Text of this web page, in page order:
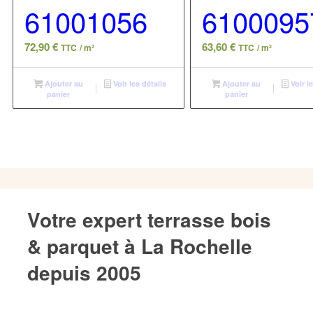
61001056
72,90€ TTC / m²
Ajouter au
panier
Voir les détails
63,60€ TTC / m²
Ajouter au
panier
Voir
Votre expert terrasse bois
& parquet à La Rochelle
depuis 2005